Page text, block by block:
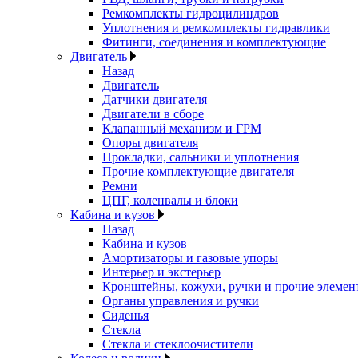
Ремкомплекты гидроцилиндров
Уплотнения и ремкомплекты гидравлики
Фитинги, соединения и комплектующие
Двигатель
Назад
Двигатель
Датчики двигателя
Двигатели в сборе
Клапанный механизм и ГРМ
Опоры двигателя
Прокладки, сальники и уплотнения
Прочие комплектующие двигателя
Ремни
ЦПГ, коленвалы и блоки
Кабина и кузов
Назад
Кабина и кузов
Амортизаторы и газовые упоры
Интерьер и экстерьер
Кронштейны, кожухи, ручки и прочие
Органы управления и ручки
Сиденья
Стекла
Стекла и стеклоочистители